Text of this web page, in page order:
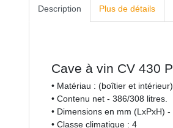
Description Plus de détails
Cave à vin CV 430
• Matériau : (boîtier et
• Contenu net - 386/308 litres.
• Dimensions en mm (LxPxH)
• Classe climatique : 4